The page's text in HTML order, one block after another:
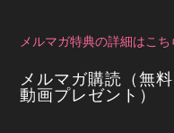
メルマガ特典の詳細はこち
メルマガ購読（無料
動画プレゼント）